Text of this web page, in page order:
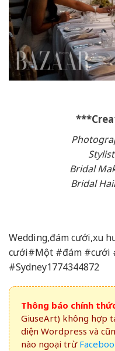
Bridal
Bridal
Wedding,đám cưới,xu
cưới#Một #đám #cưới
#Sydney1774344872
Thông báo chính
GiuseArt) không hợp
diện Wordpress và
nào ngoại trừ